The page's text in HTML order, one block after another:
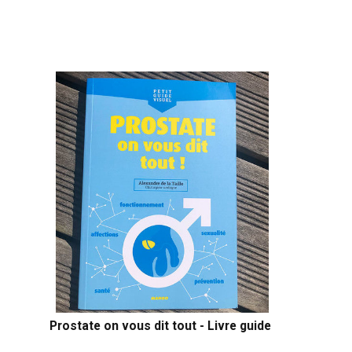
Prostate on vous dit tout - Livre guide